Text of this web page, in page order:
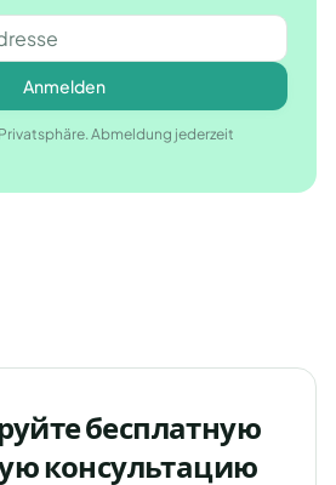
Anmelden
Abmeldung jederzeit
бесплатную
консультацию